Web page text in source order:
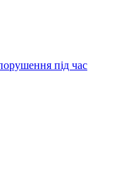
під час